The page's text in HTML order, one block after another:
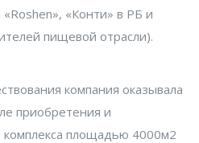
«Конти» в РБ и
пищевой отрасли).
компания оказывала
приобретения и
комплекса площадью 4000м2